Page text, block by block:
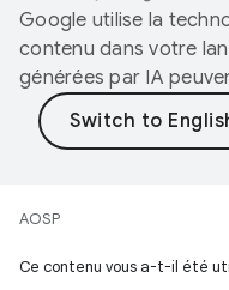
Google utilise la
contenu dans votre
générées par IA
AOSP
Ce contenu vous a-t-il été